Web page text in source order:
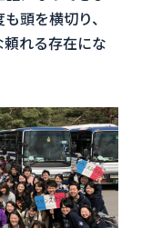
頭を横切り、
れる存在にな